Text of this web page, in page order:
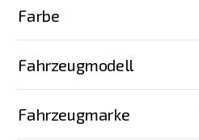
Farbe
Fahrzeugmodell
Fahrzeugmarke